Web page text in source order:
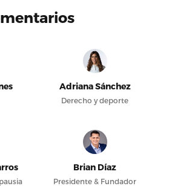
Adriana Sánchez
Derecho y deporte
Brian Díaz
Presidente & Fundador